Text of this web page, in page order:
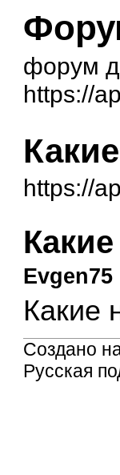
форум
https://
https://
Evgen75
Какие
Создано
Русская